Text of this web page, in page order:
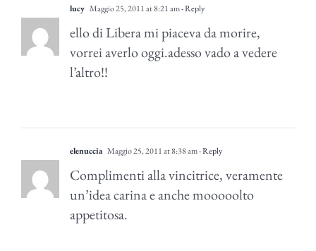
lucy Maggio 25, 2011 at 8:21 am- Reply
ello di Libera mi piaceva da morire,
vorrei averlo oggi.adesso vado a vedere
l’altro!!
elenuccia Maggio 25, 2011 at 8:38 am- Reply
Complimenti alla vincitrice, veramente
un’idea carina e anche mooooolto
appetitosa.